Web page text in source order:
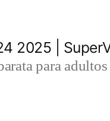
2025 |
para